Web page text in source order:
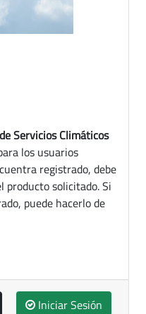
Servicios Climáticos
los usuarios
registrado, debe
producto solicitado. Si
puede hacerlo de
Iniciar Sesión